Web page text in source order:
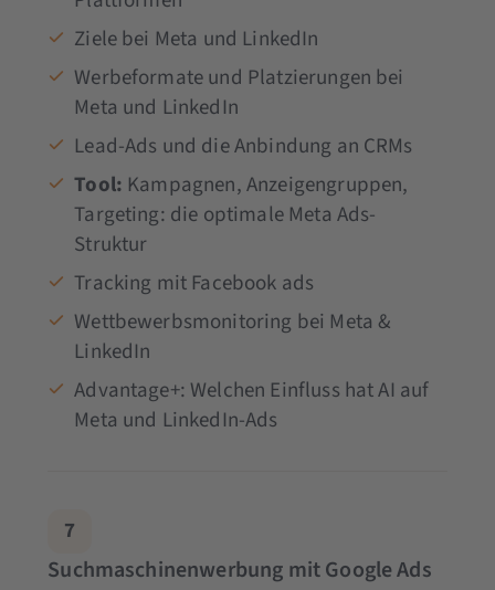
Ziele bei Meta und LinkedIn
Werbeformate und Platzierungen bei
Meta und LinkedIn
Lead-Ads und die Anbindung an CRMs
Tool: Kampagnen, Anzeigengruppen,
Targeting: die optimale Meta Ads-
Struktur
Tracking mit Facebook ads
Wettbewerbsmonitoring bei Meta &
LinkedIn
Advantage+: Welchen Einfluss hat AI auf
Meta und LinkedIn-Ads
7
Suchmaschinenwerbung mit Google Ads